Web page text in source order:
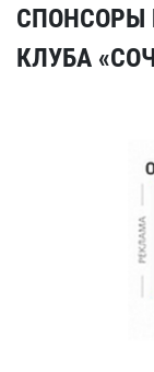
СПОНСОРЫ
КЛУБА